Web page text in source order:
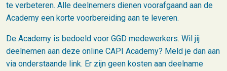
te verbeteren. Alle deelnemers dienen voorafgaand aan de
Academy een korte voorbereiding aan te leveren.
De Academy is bedoeld voor GGD medewerkers. Wil jij
deelnemen aan deze online CAPI Academy? Meld je dan aan
via onderstaande link. Er zijn geen kosten aan deelname